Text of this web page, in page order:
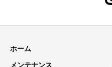
ホーム
メンテナンス